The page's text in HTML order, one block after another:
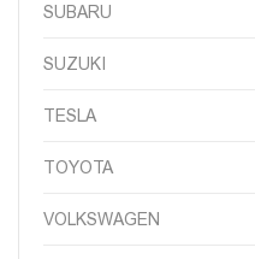
SUBARU
SUZUKI
TESLA
TOYOTA
VOLKSWAGEN